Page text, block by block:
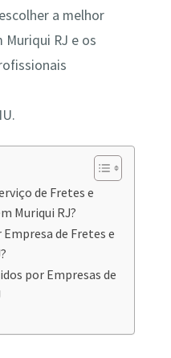
a melhor
Muriqui RJ e os
de Fretes e
Muriqui RJ?
de Fretes e
por Empresas de